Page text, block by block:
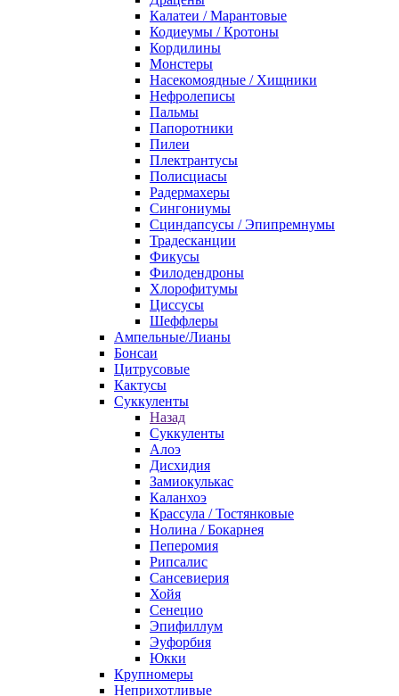
Калатеи / Марантовые
Кодиеумы / Кротоны
Кордилины
Монстеры
Насекомоядные / Хищники
Нефролеписы
Пальмы
Папоротники
Пилеи
Плектрантусы
Полисциасы
Радермахеры
Сингониумы
Сциндапсусы / Эпипремнумы
Традесканции
Фикусы
Филодендроны
Хлорофитумы
Циссусы
Шеффлеры
Ампельные/Лианы
Бонсаи
Цитрусовые
Кактусы
Суккуленты
Назад
Суккуленты
Алоэ
Дисхидия
Замиокулькас
Каланхоэ
Крассула / Тостянковые
Нолина / Бокарнея
Пеперомия
Рипсалис
Сансевиерия
Хойя
Сенецио
Эпифиллум
Эуфорбия
Юкки
Крупномеры
Неприхотливые